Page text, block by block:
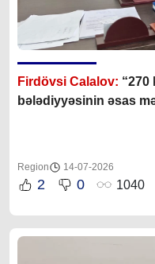
Firdövsi Calalov: “270
bələdiyyəsinin əsas
Region 14-07-2026
2 0 1040